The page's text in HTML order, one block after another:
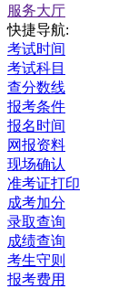
服务大厅
快捷导航:
考试时间
考试科目
查分数线
报考条件
报名时间
网报资料
现场确认
准考证打印
成考加分
录取查询
成绩查询
考生守则
报考费用